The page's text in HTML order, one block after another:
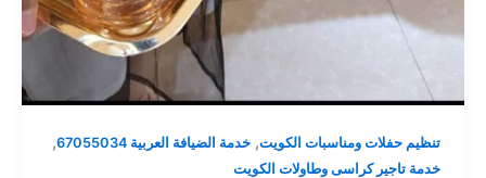
تنظيم حفلات ومناسبات الكويت, خدمة الضيافة العربية 67055034 ,
خدمة تاجير كراسى وطاولات الكويت